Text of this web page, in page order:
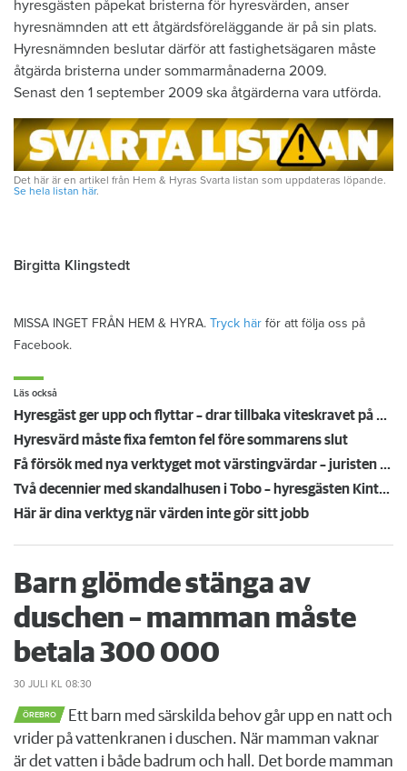
hyresgästen påpekat bristerna för hyresvärden, anser
hyresnämnden att ett åtgärdsföreläggande är på sin plats.
Hyresnämnden beslutar därför att fastighetsägaren måste
åtgärda bristerna under sommarmånaderna 2009.
Senast den 1 september 2009 ska åtgärderna vara utförda.
Det här är en artikel från Hem & Hyras Svarta listan som uppdateras löpande.
Se hela listan här.
Birgitta Klingstedt
MISSA INGET FRÅN HEM & HYRA. Tryck här för att följa oss på
Facebook.
Läs också
Hyresgäst ger upp och flyttar – drar tillbaka viteskravet på en halv miljon kronor
Hyresvärd måste fixa femton fel före sommarens slut
Få försök med nya verktyget mot värstingvärdar – juristen som testat: "Fungerar bra"
Två decennier med skandalhusen i Tobo – hyresgästen Kintu: ”Ingen ska bo så här”
Här är dina verktyg när värden inte gör sitt jobb
Barn glömde stänga av
duschen – mamman måste
betala 300 000
30 JULI KL 08:30
ÖREBRO
Ett barn med särskilda behov går upp en natt och
vrider på vattenkranen i duschen. När mamman vaknar
är det vatten i både badrum och hall. Det borde mamman